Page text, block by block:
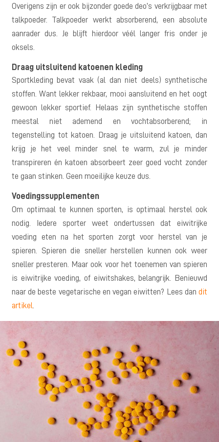
Overigens zijn er ook bijzonder goede deo’s verkrijgbaar met
talkpoeder. Talkpoeder werkt absorberend, een absolute
aanrader dus. Je blijft hierdoor véél langer fris onder je
oksels.
Draag uitsluitend katoenen kleding
Sportkleding bevat vaak (al dan niet deels) synthetische
stoffen. Want lekker rekbaar, mooi aansluitend en het oogt
gewoon lekker sportief. Helaas zijn synthetische stoffen
meestal niet ademend en vochtabsorberend; in
tegenstelling tot katoen. Draag je uitsluitend katoen, dan
krijg je het veel minder snel te warm, zul je minder
transpireren én katoen absorbeert zeer goed vocht zonder
te gaan stinken. Geen moeilijke keuze dus.
Voedingssupplementen
Om optimaal te kunnen sporten, is optimaal herstel ook
nodig. Iedere sporter weet ondertussen dat eiwitrijke
voeding eten na het sporten zorgt voor herstel van je
spieren. Spieren die sneller herstellen kunnen ook weer
sneller presteren. Maar ook voor het toenemen van spieren
is eiwitrijke voeding, of eiwitshakes, belangrijk. Benieuwd
naar de beste vegetarische en vegan eiwitten? Lees dan dit
artikel